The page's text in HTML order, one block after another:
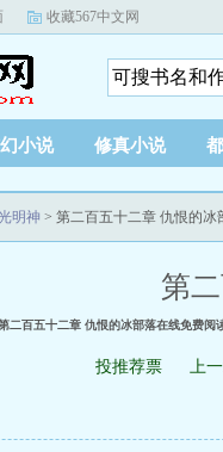
收藏567中文网
小说 修真小说
明神 > 第二百五十二章 仇恨的冰
第
二百五十二章 仇恨的冰部落在线免费阅
投推荐票 上